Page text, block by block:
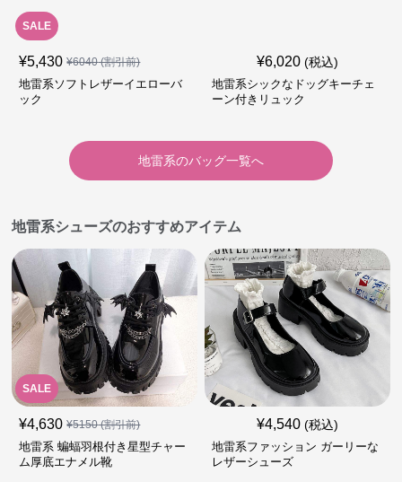
SALE
¥5,430 ¥6040(割引前)
地雷系ソフトレザーイエローバ
ック
¥6,020 (税込)
地雷系シックなドッグキーチェ
ーン付きリュック
地雷系のバッグ一覧へ
地雷系シューズのおすすめアイテム
SALE
¥4,630 ¥5150(割引前)
地雷系 蝙蝠羽根付き星型チャー
ム厚底エナメル靴
¥4,540 (税込)
地雷系ファッション ガーリーな
レザーシューズ